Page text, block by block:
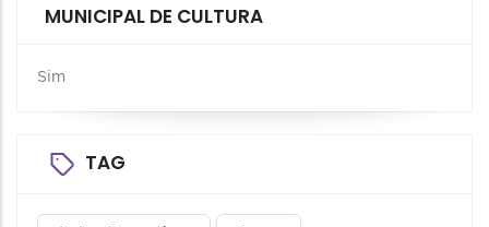
MUNICIPAL DE CULTURA
Sim
TAG